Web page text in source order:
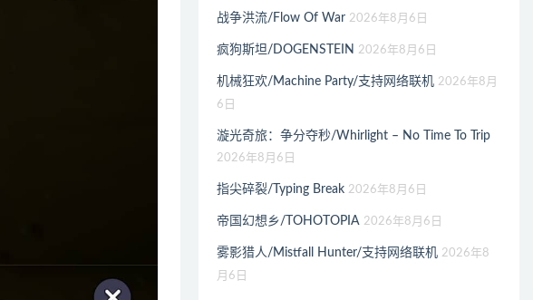
战争洪流/Flow Of War 2026年8月6日
疯狗斯坦/DOGENSTEIN 2026年8月6日
机械狂欢/Machine Party/支持网络联机 2026年8月
6日
漩光奇旅：争分夺秒/Whirlight – No Time To Trip
2026年8月6日
指尖碎裂/Typing Break 2026年8月6日
帝国幻想乡/TOHOTOPIA 2026年8月6日
雾影猎人/Mistfall Hunter/支持网络联机 2026年8
月6日